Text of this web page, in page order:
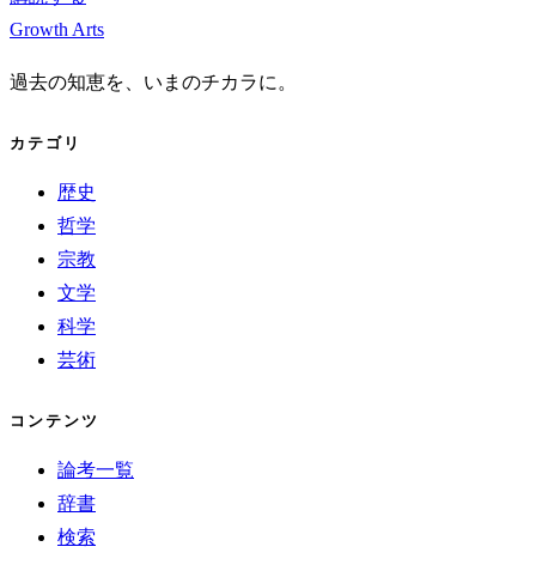
Growth Arts
過去の知恵を、いまのチカラに。
カテゴリ
歴史
哲学
宗教
文学
科学
芸術
コンテンツ
論考一覧
辞書
検索